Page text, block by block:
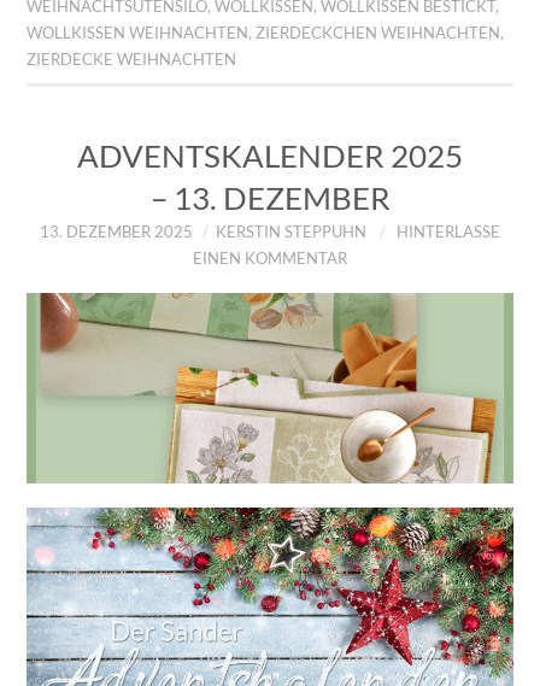
WEIHNACHTSUTENSILO,WOLLKISSEN,WOLLKISSEN BESTICKT,
WOLLKISSEN WEIHNACHTEN, ZIERDECKCHEN WEIHNACHTEN,
ZIERDECKE WEIHNACHTEN
ADVENTSKALENDER 2025
– 13. DEZEMBER
13. DEZEMBER 2025 KERSTIN STEPPUHN
HINTERLASSE
EINEN KOMMENTAR